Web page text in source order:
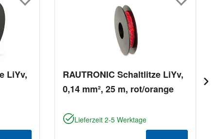
LiYv,
RAUTRONIC Schaltlitze LiYv,
0,14 mm², 25 m, rot/orange
Lieferzeit 2-5 Werktage